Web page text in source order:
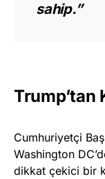
sahip.”
Trump’tan
Cumhuriyetçi
Washington
dikkat çekici bir